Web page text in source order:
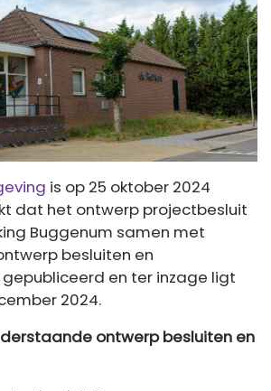
is op 25 oktober 2024
dat het ontwerp projectbesluit
Buggenum samen met
besluiten en
en ter inzage ligt
2024.
ontwerp besluiten en